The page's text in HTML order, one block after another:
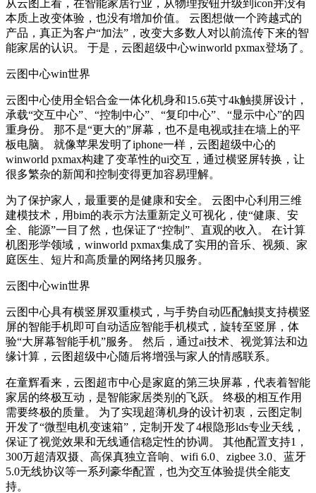
从云图上看，在智能家居行业，从物理按钮升级到icon并没有
本质上改变体验，也没有增加价值。 云图想做一个跨越式的
产品，真正为客户“加法”，改变大多数人对以前流传下来的智
能家居的认识。 于是，云图超级中心winworld pxmax登场了。
云图中心win世界
云图中心使用全铝合金一体化机身和15.6英寸4k触摸屏设计，
承载“交互中心”、“控制中心”、“复印中心”、“显示中心”的四
重身份。 那不是“更大的”屏幕，也不是电视或挂在墙上的平
板电脑。 就像苹果发明了iphone一样，云图超级中心的
winworld pxmax构建了变革性的ui交互，通过横竖屏转换，让
很多繁杂的新闻和控制变得更加容易理解。
为了保护家人，最重要的是健康和安全。 云图中心利用三维
建模技术，用bim的表示方法重新定义可视化，使“健康、安
全、能源”一目了然，也保证了“控制”、直观的收入。 在计算
机图形学领域，winworld pxmax集成了实用的音乐、视频、家
庭医生、短片和高质量的网络拷贝服务。
云图中心win世界
云图中心具有横竖屏双重模式，与手势自动匹配触摸支持横竖
屏的智能手机即可自动适应智能手机模式，旋转至竖屏，体
验“大屏幕智能手机”服务。 然后，通过ai技术、视觉算法和边
缘计算，云图超级中心随后将增强与家人的情感联系。
在童辉看来，云图超市中心是家庭的第三块屏幕，代表着智能
家居的终极互动，是智能家居类别的飞跃。 终极的相互作用
需要终极的质量。 为了实现超薄机身的设计初衷，云图定制
开发了“微型电机变速箱”，定制开发了4根隐形lds专业天线，
保证了视觉效果和无线通信稳定性的协调。 其他配置支持1，
300万超清双摄、高保真独立音响、wifi 6.0、zigbee 3.0、蓝牙
5.0无线协议等一系列豪华配置，也为交互体验提供全能支
持。